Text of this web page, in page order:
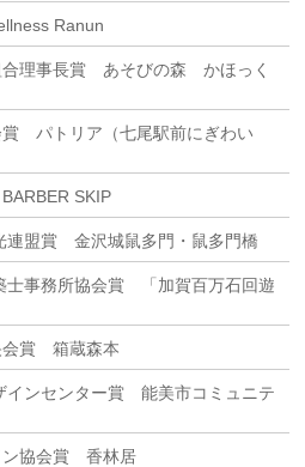
Ranun
合理事長賞 あそびの森 かほっく
賞 パトリア（七尾駅前にぎわい
SKIP
連盟賞 金沢城鼠多門・鼠多門橋
士事務所協会賞 「加賀百万石回遊
会賞 箱蔵森本
インセンター賞 能美市コミュニテ
ン協会賞 香林居